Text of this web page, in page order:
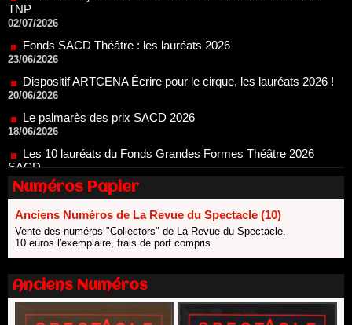
Dispositif ARTCENA Écrire pour le cirque, les lauréats 2026 !
20/06/2026
Le palmarès des prix SACD 2026
18/06/2026
Les 10 lauréats du Fonds Grandes Formes Théâtre 2026
SACD
13/06/2026
Nomination de Nathalie Garraud et Olivier Saccomano à la
direction du Théâtre de Gennevilliers - CDN
13/06/2026
Dispositif SACD Auteurs d'espaces : les lauréats 2026
18/03/2026
Numéros Papier
Anciens Numéros de La Revue du Spectacle (10)
Vente des numéros "Collectors" de La Revue du Spectacle.
10 euros l'exemplaire, frais de port compris.
Anciens Numéros